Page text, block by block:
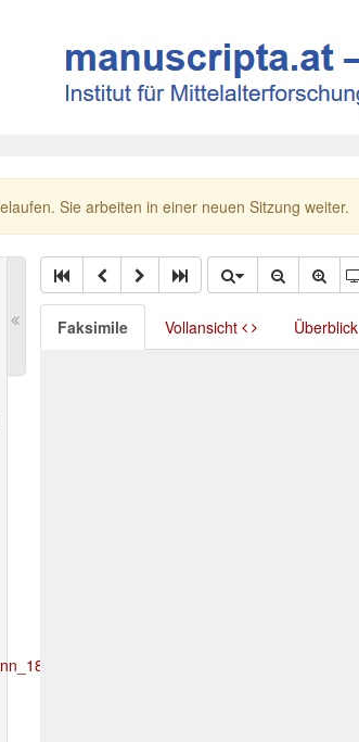
Sie arbeiten in einer neuen Sitzung weiter.
manifest.json
Faksimile Vollansicht Überblick